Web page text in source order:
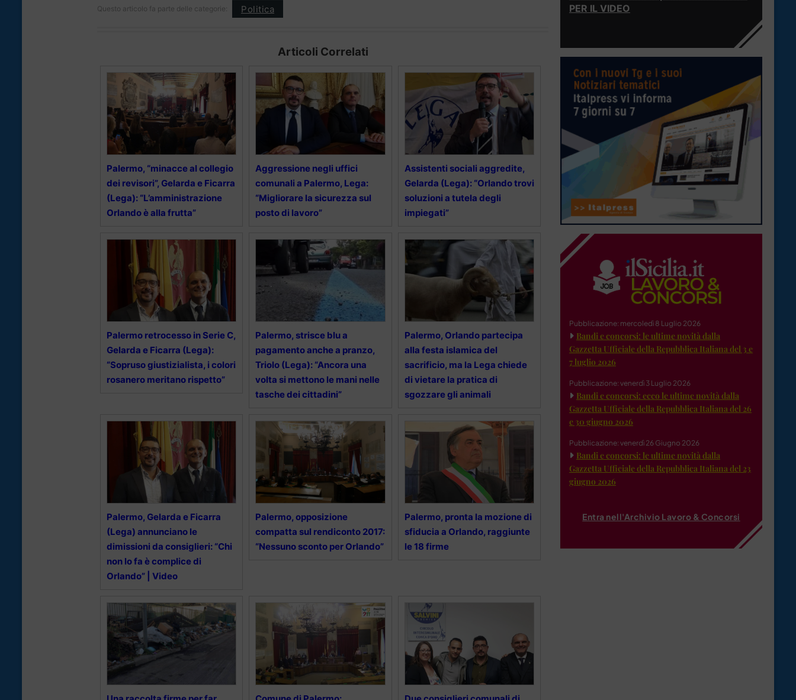
Questo articolo fa parte delle categorie: Politica
Articoli Correlati
Palermo, “minacce al collegio
dei revisori”, Gelarda e Ficarra
(Lega): “L’amministrazione
Orlando è alla frutta”
Aggressione negli uffici
comunali a Palermo, Lega:
“Migliorare la sicurezza sul
posto di lavoro”
Assistenti sociali aggredite,
Gelarda (Lega): “Orlando trovi
soluzioni a tutela degli
impiegati”
Palermo retrocesso in Serie C,
Gelarda e Ficarra (Lega):
“Sopruso giustizialista, i colori
rosanero meritano rispetto”
Palermo, strisce blu a
pagamento anche a pranzo,
Triolo (Lega): “Ancora una
volta si mettono le mani nelle
tasche dei cittadini”
Palermo, Orlando partecipa
alla festa islamica del
sacrificio, ma la Lega chiede
di vietare la pratica di
sgozzare gli animali
Palermo, Gelarda e Ficarra
(Lega) annunciano le
dimissioni da consiglieri: “Chi
non lo fa è complice di
Orlando” | Video
Palermo, opposizione
compatta sul rendiconto 2017:
“Nessuno sconto per Orlando”
Palermo, pronta la mozione di
sfiducia a Orlando, raggiunte
le 18 firme
PER IL VIDEO
Pubblicazione: mercoledì 8 Luglio 2026
Bandi e concorsi: le ultime novità dalla
Gazzetta Ufficiale della Repubblica Italiana del 3 e
7 luglio 2026
Pubblicazione: venerdì 3 Luglio 2026
Bandi e concorsi: ecco le ultime novità dalla
Gazzetta Ufficiale della Repubblica Italiana del 26
e 30 giugno 2026
Pubblicazione: venerdì 26 Giugno 2026
Bandi e concorsi: le ultime novità dalla
Gazzetta Ufficiale della Repubblica Italiana del 23
giugno 2026
Entra nell'Archivio Lavoro & Concorsi